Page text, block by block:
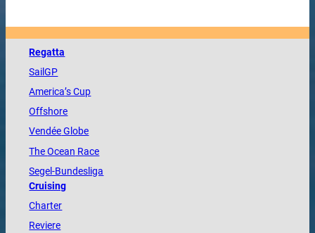
Regatta
SailGP
America’s Cup
Offshore
VendéeGlobe
TheOcean Race
Segel-Bundesliga
Cruising
Charter
Reviere